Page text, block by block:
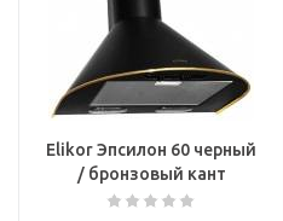
Elikor Эпсилон 60 черный
/ бронзовый кант